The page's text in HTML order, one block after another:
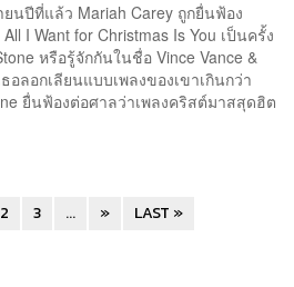
นปีที่แล้ว Mariah Carey ถูกยื่นฟ้อง
I Want for Christmas Is You เป็นครั้ง
หรือรู้จักกันในชื่อ Vince Vance &
อลอกเลียนแบบเพลงของเขาเกินกว่า
ยื่นฟ้องต่อศาลว่าเพลงคริสต์มาสสุดฮิต
2 3 ... » LAST »